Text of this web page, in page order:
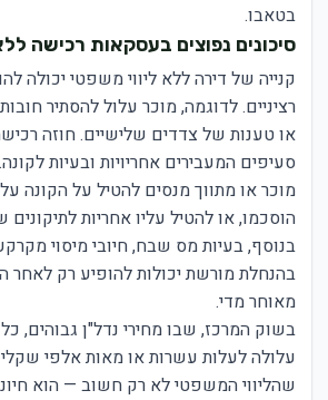
בטאבו.
סיכונים נפוצים בעסקאות רכישה
קנייה של דירה ללא ליווי משפטי יכולה
רציניים. לדוגמה, מוכר עלול להסתיר
או טענות של צדדים שלישיים. חוזה
סעיפים המעבירים אחריויות ובעיות
מוכר או מתווך מנסים להטיל על הקונה
הוסכמו, או להטיל עליו אחריות
בנוסף, בעיות מס שבח, חיובי מיסוי
בהנחלת מורשת יכולות להופיע רק
מאוחר מדי.
בשוק המרכז, שבו מחירי נדל"ן גבוהים,
עלולה לעלות עשרות או מאות אלפי
שהליווי המשפטי לא רק חשוב — הוא